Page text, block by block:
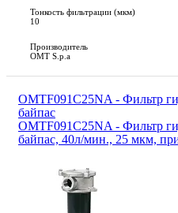
Тонкость фильтрации (мкм)
10
Производитель
OMT S.p.a
OMTF091C25NA - Фильтр
байпас
OMTF091C25NA - Фильтр
байпас, 40л/мин., 25 мкм,